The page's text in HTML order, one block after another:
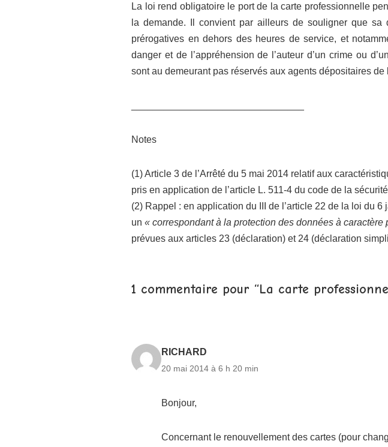
La loi rend obligatoire le port de la carte professionnelle
la demande. Il convient par ailleurs de souligner que sa
prérogatives en dehors des heures de service, et
danger et de l’appréhension de l’auteur d’un crime ou
sont au demeurant pas réservés aux agents dépositaires de
Notes
(1) Article 3 de l’Arrêté du 5 mai 2014 relatif aux
pris en application de l’article L. 511-4 du code de la
(2) Rappel : en application du III de l’article 22 de la loi du
un « correspondant à la protection des données à caractère
prévues aux articles 23 (déclaration) et 24 (déclaration
1 commentaire pour “La carte
RICHARD
20 mai 2014 à 6 h 20 min
Bonjour,
Concernant le renouvellement des cartes (pour